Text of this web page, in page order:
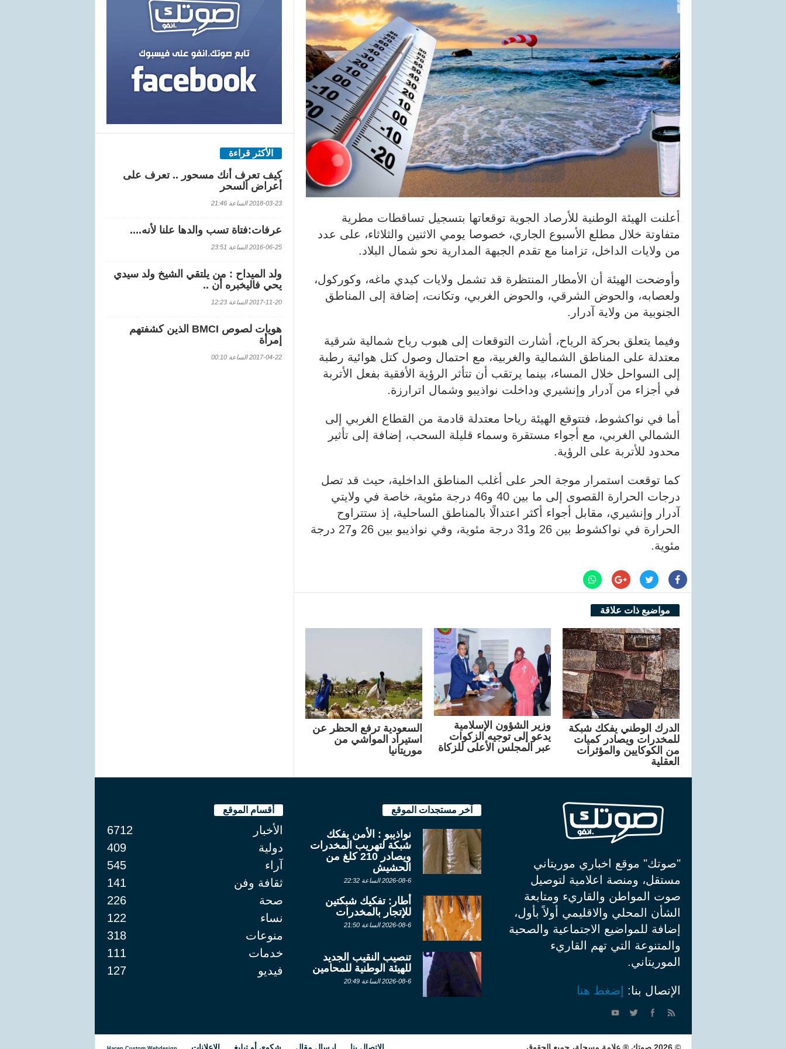
أعلنت الهيئة الوطنية للأرصاد الجوية توقعاتها بتسجيل تساقطات مطرية
متفاوتة خلال مطلع الأسبوع الجاري، خصوصا يومي الاثنين والثلاثاء، على عدد
من ولايات الداخل، تزامنا مع تقدم الجبهة المدارية نحو شمال البلاد.
وأوضحت الهيئة أن الأمطار المنتظرة قد تشمل ولايات كيدي ماغه، وكوركول،
ولعصابه، والحوض الشرقي، والحوض الغربي، وتكانت، إضافة إلى المناطق
الجنوبية من ولاية آدرار.
وفيما يتعلق بحركة الرياح، أشارت التوقعات إلى هبوب رياح شمالية شرقية
معتدلة على المناطق الشمالية والغربية، مع احتمال وصول كتل هوائية رطبة
إلى السواحل خلال المساء، بينما يرتقب أن تتأثر الرؤية الأفقية بفعل الأتربة
في أجزاء من آدرار وإنشيري وداخلت نواذيبو وشمال اترارزة.
أما في نواكشوط، فتتوقع الهيئة رياحا معتدلة قادمة من القطاع الغربي إلى
الشمالي الغربي، مع أجواء مستقرة وسماء قليلة السحب، إضافة إلى تأثير
محدود للأتربة على الرؤية.
كما توقعت استمرار موجة الحر على أغلب المناطق الداخلية، حيث قد تصل
درجات الحرارة القصوى إلى ما بين 40 و46 درجة مئوية، خاصة في ولايتي
آدرار وإنشيري، مقابل أجواء أكثر اعتدالًا بالمناطق الساحلية، إذ ستتراوح
الحرارة في نواكشوط بين 26 و31 درجة مئوية، وفي نواذيبو بين 26 و27 درجة
مئوية.
مواضيع ذات علاقة
الدرك الوطني يفكك شبكة
للمخدرات ويصادر كميات
من الكوكايين والمؤثرات
العقلية
وزير الشؤون الإسلامية
يدعو إلى توجيه الزكوات
عبر المجلس الأعلى للزكاة
السعودية ترفع الحظر عن
استيراد المواشي من
موريتانيا
الأكثر قراءة
كيف تعرف أنك مسحور .. تعرف على
أعراض السحر
2018-03-23 الساعة 21:46
عرفات:فتاة تسب والدها علنا لأنه....
2016-06-25 الساعة 23:51
ولد الميداح : من يلتقي الشيخ ولد سيدي
يحي فاليخبره أن ..
2017-11-20 الساعة 12:23
هويات لصوص BMCI الذين كشفتهم
إمرأة
2017-04-22 الساعة 00:10
"صوتك" موقع اخباري موريتاني
مستقل، ومنصة اعلامية لتوصيل
صوت المواطن والقاريء ومتابعة
الشأن المحلي والاقليمي أولاً بأول،
إضافة للمواضيع الاجتماعية والصحية
والمتنوعة التي تهم القاريء
الموريتاني.
الإتصال بنا: إضغط هنا
آخر مستجدات الموقع
نواذيبو : الأمن يفكك
شبكة لتهريب المخدرات
ويصادر 210 كلغ من
الحشيش
2026-08-6 الساعة 22:32
أطار: تفكيك شبكتين
للإتجار بالمخدرات
2026-08-6 الساعة 21:50
تنصيب النقيب الجديد
للهيئة الوطنية للمحامين
2026-08-6 الساعة 20:49
أقسام الموقع
الأخبار
6712
دولية
409
آراء
545
ثقافة وفن
141
صحة
226
نساء
122
منوعات
318
خدمات
111
فيديو
127
© 2026 صوتك ® علامة مسجلة، جميع الحقوق الإتصال بنا ارسال مقال شكوى أو تبليغ الإعلانات